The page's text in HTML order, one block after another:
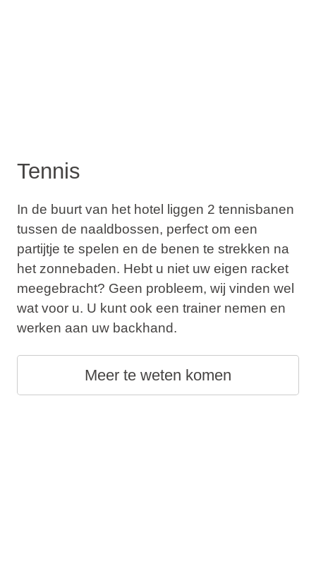
Tennis
In de buurt van het hotel liggen 2 tennisbanen
tussen de naaldbossen, perfect om een
partijtje te spelen en de benen te strekken na
het zonnebaden. Hebt u niet uw eigen racket
meegebracht? Geen probleem, wij vinden wel
wat voor u. U kunt ook een trainer nemen en
werken aan uw backhand.
Meer te weten komen